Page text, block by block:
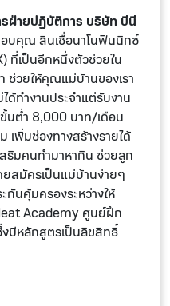
ฝ่ายปฏิบัติการ บริษัท บีนี
อบคุณ สินเชื่อนาโนฟินนิกซ์
ที่เป็นอีกหนึ่งตัวช่วยใน
วยให้คุณแม่บ้านของเรา
ด้ทำงานประจำแต่รับงาน
นต่ำ 8,000 บาท/เดือน
เพิ่มช่องทางสร้างรายได้
ริมคนทำมาหากิน ช่วยลูก
สมัครเป็นแม่บ้านง่ายๆ
นคุ้มครองระหว่างให้
Academy ศูนย์ฝึก
มีหลักสูตรเป็นลิขสิทธิ์